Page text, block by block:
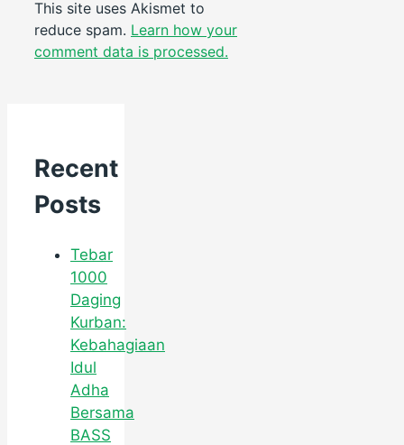
This site uses Akismet to
reduce spam. Learn how your
comment data is processed.
Recent
Posts
Tebar
1000
Daging
Kurban:
Kebahagiaan
Idul
Adha
Bersama
BASS